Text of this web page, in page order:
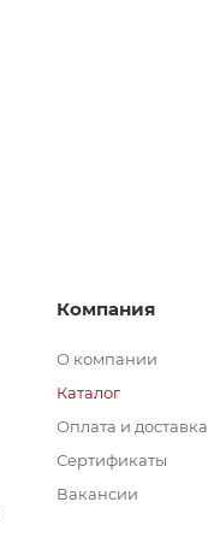
Компания
О компании
Каталог
Оплата и доставка
Сертификаты
Вакансии